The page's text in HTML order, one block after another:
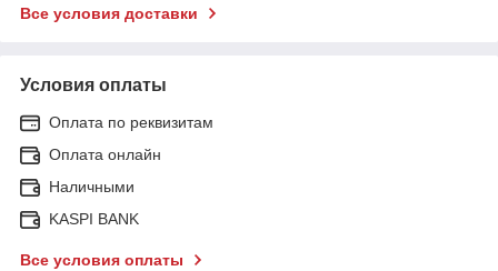
Все условия доставки
Условия оплаты
Оплата по реквизитам
Оплата онлайн
Наличными
KASPI BANK
Все условия оплаты